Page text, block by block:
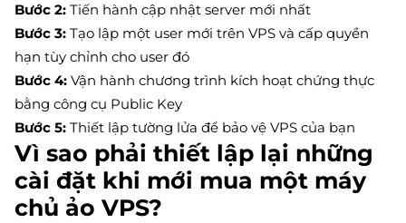
Bước 2:Tiến hành cập nhật server mới nhất
Bước 3: Tạo lập một user mới trên VPS và cấp quyền
hạn tùy chỉnh cho user đó
Bước 4: Vận hành chương trình kích hoạt chứng thực
bằng công cụ Public Key
Bước 5: Thiết lập tường lửa để bảo vệ VPS của bạn
Vì sao phải thiết lập lại những
cài đặt khi mới mua một máy
chủ ảo VPS?